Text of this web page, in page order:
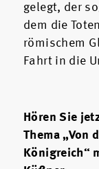
gelegt, der
dem die
römischem
Fahrt in die
Hören Sie
Thema „Von
Königreich“